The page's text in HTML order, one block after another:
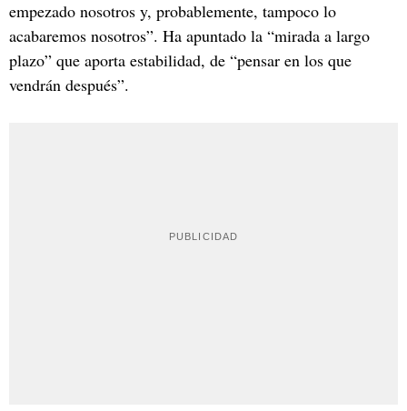
empezado nosotros y, probablemente, tampoco lo
acabaremos nosotros”. Ha apuntado la “mirada a largo
plazo” que aporta estabilidad, de “pensar en los que
vendrán después”.